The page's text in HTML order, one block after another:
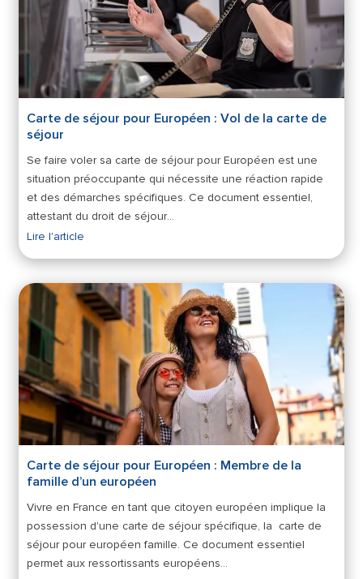
Carte de séjour pour Européen : Vol de la carte de
séjour
Se faire voler sa carte de séjour pour Européen est une
situation préoccupante qui nécessite une réaction rapide
et des démarches spécifiques. Ce document essentiel,
attestant du droit de séjour…
Lire l'article
Carte de séjour pour Européen : Membre de la
famille d’un européen
Vivre en France en tant que citoyen européen implique la
possession d'une carte de séjour spécifique, la carte de
séjour pour européen famille. Ce document essentiel
permet aux ressortissants européens…